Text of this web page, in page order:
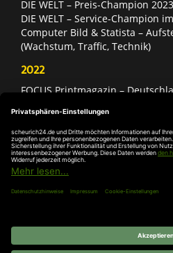
DIE WELT – Preis-Champion
DIE WELT – Service-Champion
Computer Bild & Statista –
(Wachstum, Traffic, Technik)
2022
FOCUS Printmagazin –
Deutschland Test – Bester
FOCUS Money –
DIE WELT – Service-Champion
DIE WELT – Branchengewinner
Antriebe)